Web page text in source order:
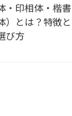
・印相体・楷
）とは？特徴
び方